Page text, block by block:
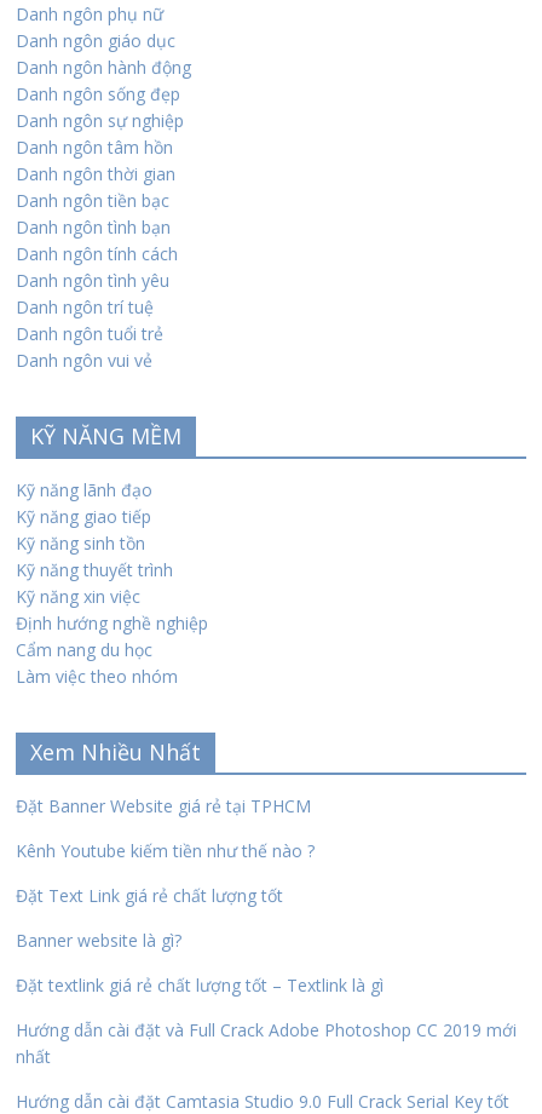
Danh ngôn phụ nữ
Danh ngôn giáo dục
Danh ngôn hành động
Danh ngôn sống đẹp
Danh ngôn sự nghiệp
Danh ngôn tâm hồn
Danh ngôn thời gian
Danh ngôn tiền bạc
Danh ngôn tình bạn
Danh ngôn tính cách
Danh ngôn tình yêu
Danh ngôn trí tuệ
Danh ngôn tuổi trẻ
Danh ngôn vui vẻ
KỸ NĂNG MỀM
Kỹ năng lãnh đạo
Kỹ năng giao tiếp
Kỹ năng sinh tồn
Kỹ năng thuyết trình
Kỹ năng xin việc
Định hướng nghề nghiệp
Cẩm nang du học
Làm việc theo nhóm
Xem Nhiều Nhất
Đặt Banner Website giá rẻ tại TPHCM
Kênh Youtube kiếm tiền như thế nào ?
Đặt Text Link giá rẻ chất lượng tốt
Banner website là gì?
Đặt textlink giá rẻ chất lượng tốt – Textlink là gì
Hướng dẫn cài đặt và Full Crack Adobe Photoshop CC 2019 mới
nhất
Hướng dẫn cài đặt Camtasia Studio 9.0 Full Crack Serial Key tốt